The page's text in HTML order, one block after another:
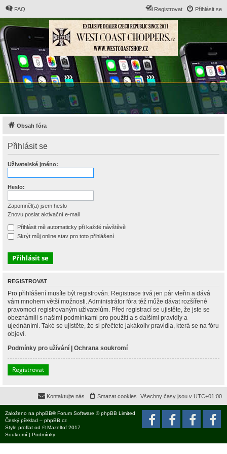
FAQ Přihlásit se
Registrovat
Obsah fóra
Přihlásit se
Uživatelské jméno:
Heslo:
Zapomněl(a) jsem heslo
Znovu poslat aktivační e-mail
Přihlásit mě automaticky při každé návštěvě
Skrýt můj online stav pro toto přihlášení
REGISTROVAT
Pro přihlášení musíte být registrován. Registrace trvá jen pár vteřin a dává
vám mnohem větší možnosti. Administrátor fóra též může dávat rozšířené
pravomoci registrovaným uživatelům. Před registrací se ujistěte, že jste se
obeznámili s našimi podmínkami pro použití a s dalšími pravidly a
ujednáními. Také se ujistěte, že si přečtete jakákoliv pravidla, která se na fóru
objeví.
Podmínky pro užívání | Ochrana soukromí
Registrovat
Všechny časy jsou v UTC+01:00
Smazat cookies
Kontaktujte nás
Založeno na phpBB® Forum Software © phpBB Limited
Český překlad – phpBB.cz
Style proflat od ©Mazeltof 2017
Soukromí | Podmínky